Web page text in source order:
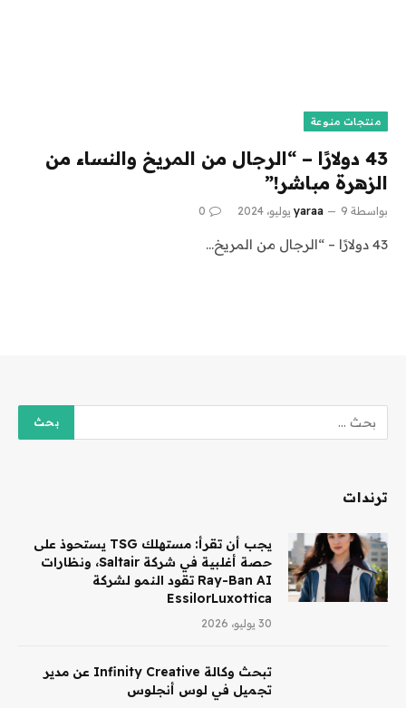
منتجات منوعة
43 دولارًا – “الرجال من المريخ والنساء من
الزهرة مباشر!”
بواسطة yaraa 9 يوليو، 2024 0
43 دولارًا – “الرجال من المريخ…
ترندات
يجب أن تقرأ: مستهلك TSG يستحوذ على
حصة أغلبية في شركة Saltair، ونظارات
Ray-Ban AI تقود النمو لشركة
EssilorLuxottica
30 يوليو، 2026
تبحث وكالة Infinity Creative عن مدير
تجميل في لوس أنجلوس